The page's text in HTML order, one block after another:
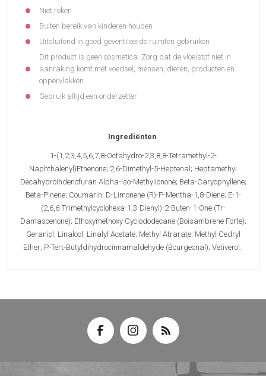
Niet roken
Buiten bereik van kinderen houden
Uitsluitend in goed geventileerde ruimten gebruiken
Dit product is geen cosmetica. Zorg dat de vloeistof niet in
aanraking komt met voedsel, mensen, dieren, producten en
oppervlakken
Gebruik altijd een onderzetter
Ingrediënten
1-(1,2,3,4,5,6,7,8-Octahydro-2,3,8,8-Tetramethyl-2-
Naphthalenyl)Ethenone; 2,6-Dimethyl-5-Heptenal; Heptamethyl
Decahydroindenofuran Alpha-Iso-Methylionone; Beta-Caryophyllene;
Beta-Pinene; Coumarin; D-Limonene (R)-P-Mentha-1,8-Diene; E-1-
(2,6,6-Trimethylcyclohexa-1,3-Dienyl)-2-Buten-1-One (Tr-
Damascenone); Ethoxymethoxy Cyclododecane (Boisambrene Forte);
Geraniol; Linalool; Linalyl Acetate; Methyl Atrarate; Methyl Cedryl
Ether; P-Tert-Butyldihydrocinnamaldehyde (Bourgeonal); Vetiverol.